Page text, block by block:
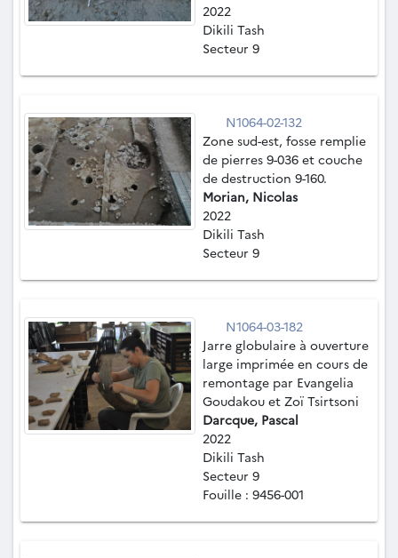
2022
Dikili Tash
Secteur 9
N1064-02-132
Zone sud-est, fosse remplie
de pierres 9-036 et couche
de destruction 9-160.
Morian, Nicolas
2022
Dikili Tash
Secteur 9
N1064-03-182
Jarre globulaire à ouverture
large imprimée en cours de
remontage par Evangelia
Goudakou et Zoï Tsirtsoni
Darcque, Pascal
2022
Dikili Tash
Secteur 9
Fouille : 9456-001